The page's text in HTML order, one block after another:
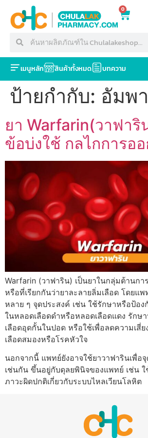
0
เมนูหลัก สินค้าทั้งหมด บทความ
ป้ายกำกับ: อัมพ
ยา Warfarin(วาฟา
ข้อบ่งใช้ กลไกการอ
Warfarin (วาฟาริน) เป็นยาในกลุ่มต้านกา
หรือที่เรียกกันว่ายาละลายลิ่มเลือด โดยแ
หลาย ๆ จุดประสงค์ เช่น ใช้รักษาหรือป้อ
ในหลอดเลือดดำหรือหลอดเลือดแดง รักษ
เลือดอุดกั้นในปอด หรือใช้เพื่อลดความเสี่
เลือดสมองหรือโรคหัวใจ
นอกจากนี้ แพทย์ยังอาจใช้ยาวาฟารินเพื่อ
เช่นกัน ขึ้นอยู่กับดุลยพินิจของแพทย์ เช่น
ภาวะผิดปกติเกี่ยวกับระบบไหลเวียนโลหิต